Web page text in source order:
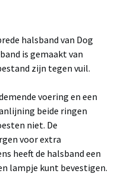
halsband van Dog
is gemaakt van
zijn tegen vuil.
voering en een
beide ringen
niet. De
voor extra
heeft de halsband een
lampje kunt bevestigen.